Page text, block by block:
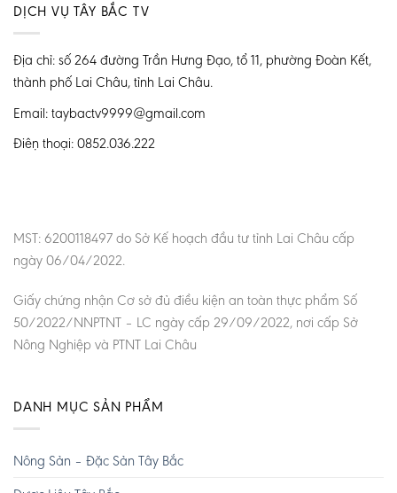
DỊCH VỤ TÂY BẮC TV
Địa chỉ: số 264 đường Trần Hưng Đạo, tổ 11, phường Đoàn Kết,
thành phố Lai Châu, tỉnh Lai Châu.
Email: taybactv9999@gmail.com
Điện thoại: 0852.036.222
MST: 6200118497 do Sở Kế hoạch đầu tư tỉnh Lai Châu cấp
ngày 06/04/2022.
Giấy chứng nhận Cơ sở đủ điều kiện an toàn thực phẩm Số
50/2022/NNPTNT – LC ngày cấp 29/09/2022, nơi cấp Sở
Nông Nghiệp và PTNT Lai Châu
DANH MỤC SẢN PHẨM
Nông Sản – Đặc Sản Tây Bắc